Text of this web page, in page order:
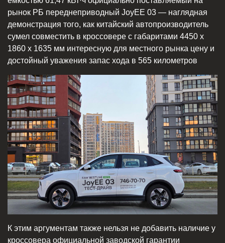
рынок РБ переднеприводный JoyEE 03 — наглядная
демонстрация того, как китайский автопроизводитель
сумел совместить в кроссовере с габаритами 4450 х
1860 х 1635 мм интересную для местного рынка цену и
достойный уважения запас хода в 565 километров
К этим аргументам также нельзя не добавить наличие у
кроссовера официальной заводской гарантии